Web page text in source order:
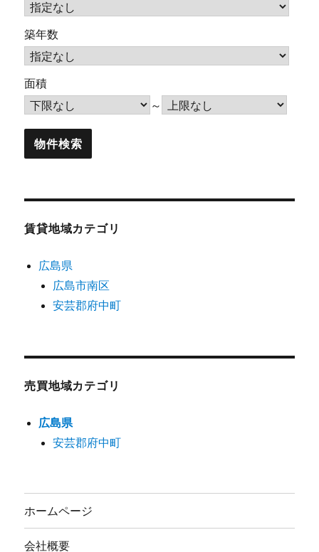
築年数
面積
～
賃貸地域カテゴリ
広島県
広島市南区
安芸郡府中町
売買地域カテゴリ
広島県
安芸郡府中町
ホームページ
会社概要